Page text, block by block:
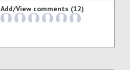
Add/View comments (12)